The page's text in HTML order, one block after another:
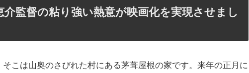
介監督の粘り強い熱意が映画化を実現させまし
こは山奥のさびれた村にある茅葺屋根の家です。来年の正月に